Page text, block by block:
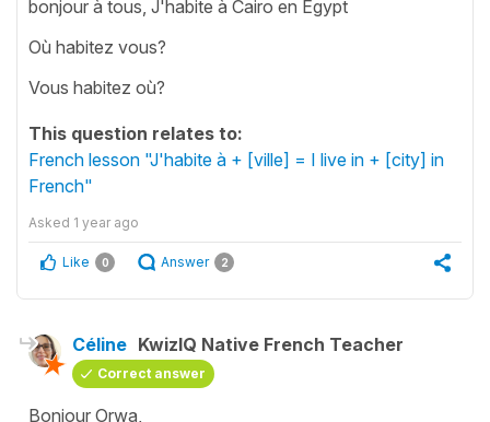
bonjour à tous, J'habite à Cairo en Egypt
Où habitez vous?
Vous habitez où?
This question relates to:
French lesson "J'habite à + [ville] = I live in + [city] in
French"
Asked 1 year ago
Like 0 Answer 2
Céline KwizIQ Native French Teacher
Correct answer
Bonjour Orwa,